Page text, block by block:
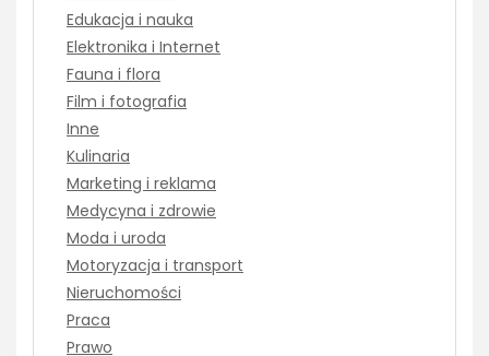
Edukacja i nauka
Elektronika i Internet
Fauna i flora
Film i fotografia
Inne
Kulinaria
Marketing i reklama
Medycyna i zdrowie
Moda i uroda
Motoryzacja i transport
Nieruchomości
Praca
Prawo